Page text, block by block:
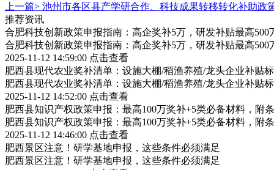
上一篇> 池州市各区县产学研合作、科技成果转移转化补助政
推荐资讯
合肥科技创新政策申报指南：高企奖补5万，研发补贴最高500
合肥科技创新政策申报指南：高企奖补5万，研发补贴最高500
2025-11-12 14:59:00 点击查看
肥西县现代农业奖补清单：设施大棚/稻渔养殖/龙头企业补贴
肥西县现代农业奖补清单：设施大棚/稻渔养殖/龙头企业补贴
2025-11-12 14:52:00 点击查看
肥西县知识产权政策申报：最高100万奖补+5类必备材料，附
肥西县知识产权政策申报：最高100万奖补+5类必备材料，附
2025-11-12 14:46:00 点击查看
肥西景区注意！研学基地申报，这些条件必须满足
肥西景区注意！研学基地申报，这些条件必须满足